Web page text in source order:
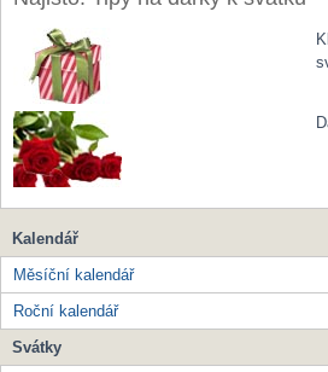
Kalendář
Měsíční kalendář
Roční kalendář
Svátky